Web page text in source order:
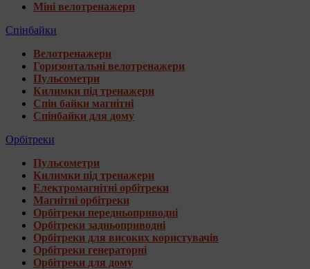
Міні велотренажери
Спінбайки
Велотренажери
Горизонтальні велотренажери
Пульсометри
Килимки під тренажери
Спін байки магнітні
Спінбайки для дому
Орбітреки
Пульсометри
Килимки під тренажери
Електромагнітні орбітреки
Магнітні орбітреки
Орбітреки передньоприводні
Орбітреки задньоприводні
Орбітреки для високих користувачів
Орбітреки генераторні
Орбітреки для дому